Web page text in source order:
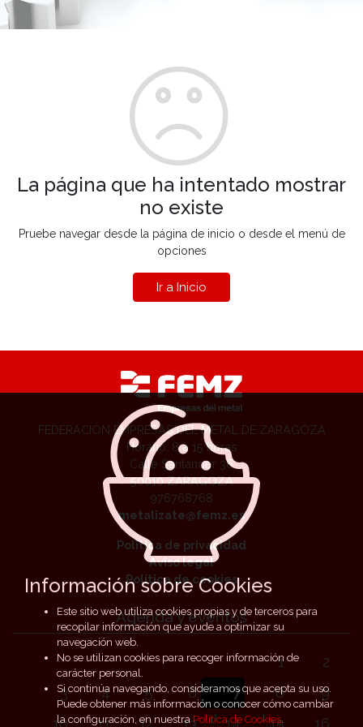
La página que ha intentado mostrar
no existe
Pruebe navegar desde la página de inicio o desde el menú de
opciones
Ir a Inicio
FEDERACIÓN EMPRESAS DEL METAL DE ZARAGOZA
Horario: 8 a 15 horas
Calle Santander 36
50010 ZARAGOZA
976768768
metalizate@femz.es
Política de privacidad
Aviso legal
Política de cookies
Agenda y eventos
1
2
3
4 5 6 7 8
9
Información sobre Cookies
Este sitio web utiliza cookies propias y de terceros para
recopilar información que ayude a optimizar su
navegación web.
No se utilizan cookies para recoger información de
carácter personal.
Si continúa navegando, consideramos que acepta su uso.
Puede obtener más información o conocer cómo cambiar
la configuración, en nuestraPolítica de Cookies.